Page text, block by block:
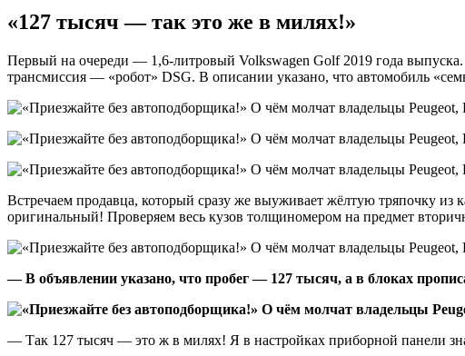
«127 тысяч — так это же в милях!»
Первый на очереди — 1,6-литровый Volkswagen Golf 2019 года
трансмиссия — «робот» DSG. В описании указано, что автомобиль
Встречаем продавца, который сразу же выуживает жёлтую тряпочку из
оригинальный! Проверяем весь кузов толщиномером на предмет
— В объявлении указано, что пробег — 127 тысяч, а в блоках
— Так 127 тысяч — это ж в милях! Я в настройках приборной панели